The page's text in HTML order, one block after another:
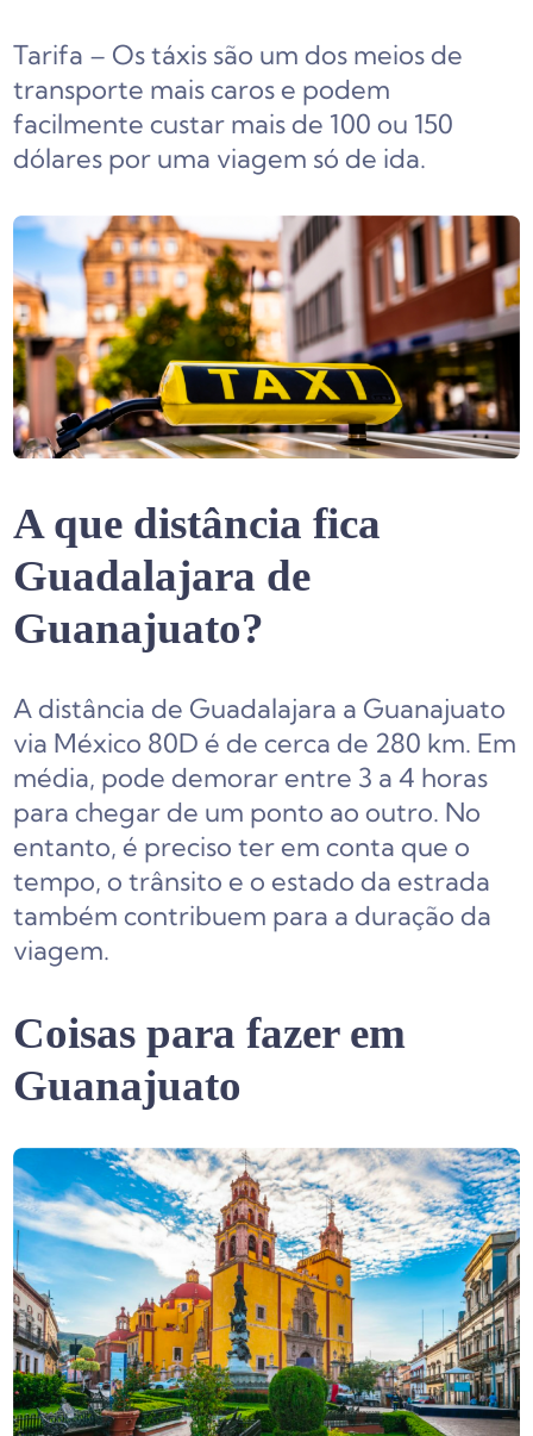
Tarifa – Os táxis são um dos meios de
transporte mais caros e podem
facilmente custar mais de 100 ou 150
dólares por uma viagem só de ida.
A que distância fica
Guadalajara de
Guanajuato?
A distância de Guadalajara a Guanajuato
via México 80D é de cerca de 280 km. Em
média, pode demorar entre 3 a 4 horas
para chegar de um ponto ao outro. No
entanto, é preciso ter em conta que o
tempo, o trânsito e o estado da estrada
também contribuem para a duração da
viagem.
Coisas para fazer em
Guanajuato